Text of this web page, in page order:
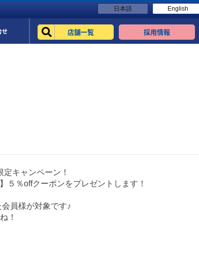
日本語 English
せ 店舗一覧 採用情報
キャンペーン！
５％offクーポンをプレゼントします！
員様が対象です♪
！